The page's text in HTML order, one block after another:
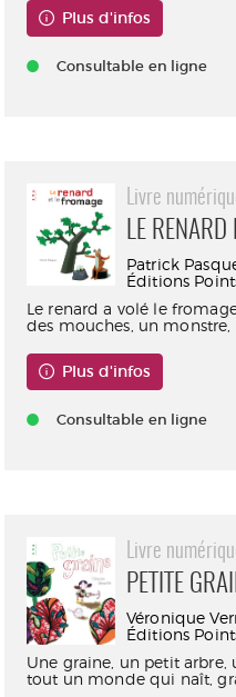
Plus d'infos
Consultable en ligne
Livre
LE RENARD
Patrick
Éditions
Le renard a volé le
des mouches, un monstre,
Plus d'infos
Consultable en ligne
Livre
PETITE
Véronique
Éditions
Une graine, un petit arbre,
tout un monde qui naît,